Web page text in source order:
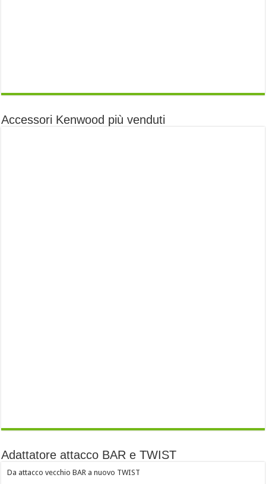
Accessori Kenwood più venduti
Adattatore attacco BAR e TWIST
Da attacco vecchio BAR a nuovo TWIST